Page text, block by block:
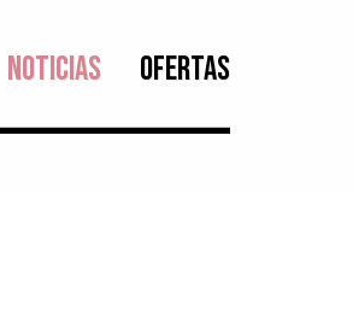
NOTICIAS OFERTAS